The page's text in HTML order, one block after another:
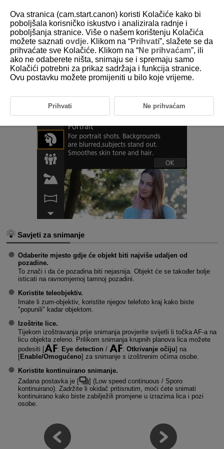
D271-031
Način Portrait/Portret
istaknuli osobu koju fotografirate. Pritom također tonovi kože i kosa
izgledaju mekši.
Savjeti za snimanje
Odaberite mjesto gdje će objekt biti najviše udaljen od
pozadine.
To znači i da će pozadina biti nejasnija. Objekt će se također bolje
isticati na ravnomjernoj tamnoj pozadini.
Koristite teleobjektiv.
Imate li zum-objektiv, koristite njegov telefoto kraj kako biste
"popunili" kadar objektom.
Izoštrite lice.
Tijekom izoštravanja prije snimanja provjerite svijetli li točka AF-a na
licu objekta zeleno. Prilikom snimanja krupnih planova lica možete
podesiti [
: Eye detection / : Otkrivanje očiju] na
[Enable/Omogućeno] za snimanje s izoštrenim očima osobe.
Koristite kontinuirano snimanje.
Zadana postavka je [
] (Low speed continuous / Sporo
kontinuirano). Zadržite li okidač pritisnutim, moći ćete snimati
kontinuirano kako biste zabilježili promjene u izrazima lica i pozi
osobe.
Ova stranica (cam.start.canon) koristi Kolačiće kako bi
poboljšala korisničko iskustvo i analizirala radnje i
poboljšanja stranice. Više o našem korištenju Kolačića
možete saznati ovdje. Klikom na “Prihvati”, slažete se da
prihvaćate sve Kolačiće. Klikom na “Ne prihvaćam”, ili
ako ne odaberete ništa, snimaju se i spremaju samo
Kolačići potrebni za prikaz sadržaja i funkcija stranice.
Ovu postavku možete promijeniti u bilo koje vrijeme.
Prihvati Ne prihvaćam